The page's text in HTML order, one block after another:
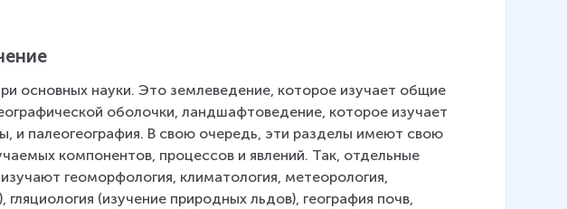
основных науки. Это землеведение, которое изучает общие
оболочки, ландшафтоведение, которое изучает
и палеогеография. В свою очередь, эти разделы имеют свою
компонентов, процессов и явлений. Так, отдельные
геоморфология, климатология, метеорология,
(изучение природных льдов), география почв,